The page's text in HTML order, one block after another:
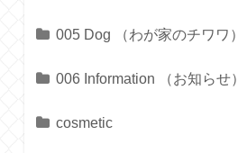
005 Dog （わが家のチワワ）
006 Information （お知らせ）
cosmetic